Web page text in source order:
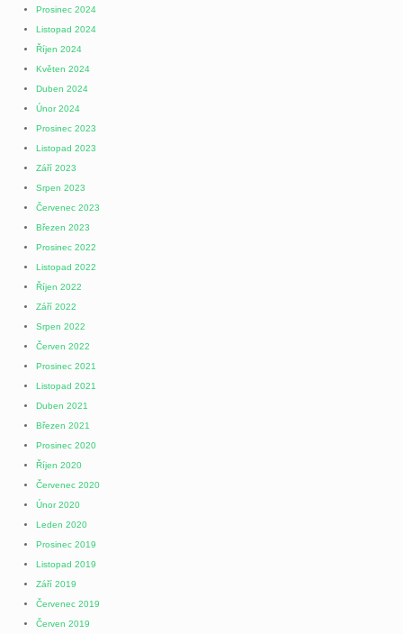
Prosinec 2024
Listopad 2024
Říjen 2024
Květen 2024
Duben 2024
Únor 2024
Prosinec 2023
Listopad 2023
Září 2023
Srpen 2023
Červenec 2023
Březen 2023
Prosinec 2022
Listopad 2022
Říjen 2022
Září 2022
Srpen 2022
Červen 2022
Prosinec 2021
Listopad 2021
Duben 2021
Březen 2021
Prosinec 2020
Říjen 2020
Červenec 2020
Únor 2020
Leden 2020
Prosinec 2019
Listopad 2019
Září 2019
Červenec 2019
Červen 2019